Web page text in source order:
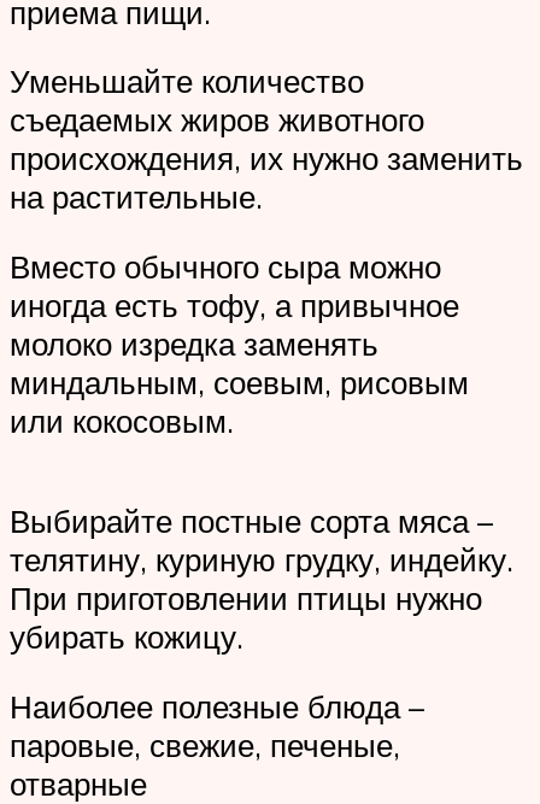
приема пищи.
Уменьшайте количество
съедаемых жиров животного
происхождения, их нужно заменить
на растительные.
Вместо обычного сыра можно
иногда есть тофу, а привычное
молоко изредка заменять
миндальным, соевым, рисовым
или кокосовым.
Выбирайте постные сорта мяса –
телятину, куриную грудку, индейку.
При приготовлении птицы нужно
убирать кожицу.
Наиболее полезные блюда –
паровые, свежие, печеные,
отварные